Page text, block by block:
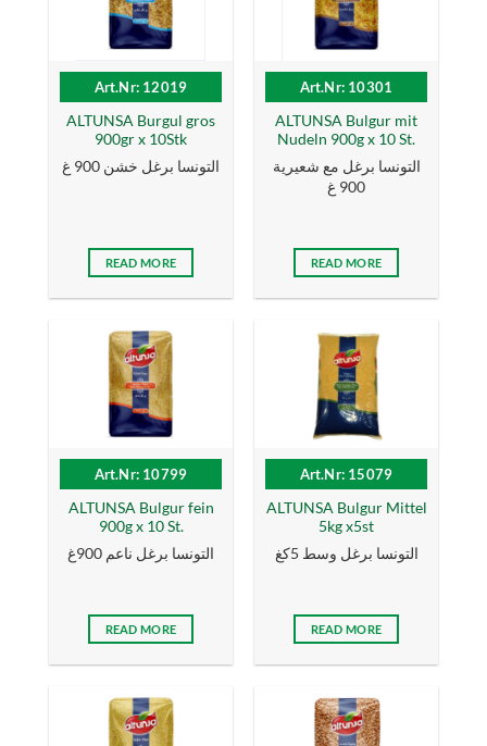
Art.Nr: 12019
ALTUNSA Burgul gros
900gr x 10Stk
التونسا برغل خشن 900 غ
READ MORE
Art.Nr: 10301
ALTUNSA Bulgur mit
Nudeln 900g x 10 St.
التونسا برغل مع شعيرية
900 غ
READ MORE
Art.Nr: 10799
ALTUNSA Bulgur fein
900g x 10 St.
التونسا برغل ناعم 900غ
READ MORE
Art.Nr: 15079
ALTUNSA Bulgur Mittel
5kg x5st
التونسا برغل وسط 5كغ
READ MORE